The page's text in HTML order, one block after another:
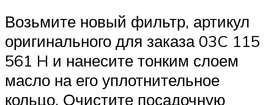
Возьмите новый фильтр, артикул
оригинального для заказа 03C 115
561 H и нанесите тонким слоем
масло на его уплотнительное
кольцо. Очистите посадочную